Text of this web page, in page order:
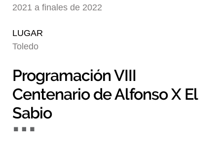
Blog
2021 a finales de 2022
LUGAR
Toledo
Programación VIII
Centenario de Alfonso X El
Sabio